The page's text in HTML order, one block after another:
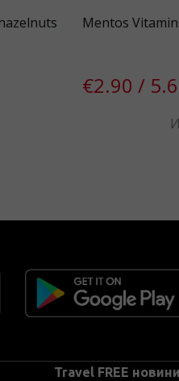
Mentos
€2.90 /
Travel FREE